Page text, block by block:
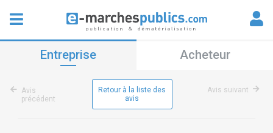
Entreprise Acheteur
Avis
précédent
Retour à la liste des
avis
Avis suivant